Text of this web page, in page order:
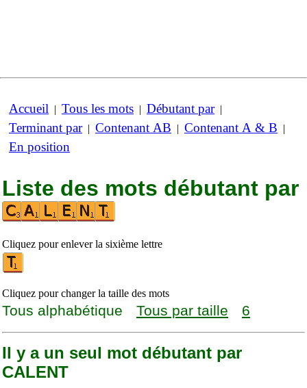
Accueil | Tous les mots | Débutant par|
Terminant par| Contenant AB | Contenant A & B |
En position
Liste des mots débutant par
Cliquez pour enlever la sixième lettre
Cliquez pour changer la taille des mots
Tous alphabétique Tous par taille 6
Il y a un seul mot débutant par
CALENT